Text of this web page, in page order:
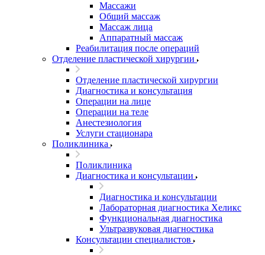
Массажи
Общий массаж
Массаж лица
Аппаратный массаж
Реабилитация после операций
Отделение пластической хирургии
Отделение пластической хирургии
Диагностика и консультация
Операции на лице
Операции на теле
Анестезиология
Услуги стационара
Поликлиника
Поликлиника
Диагностика и консультации
Диагностика и консультации
Лабораторная диагностика Хеликс
Функциональная диагностика
Ультразвуковая диагностика
Консультации специалистов